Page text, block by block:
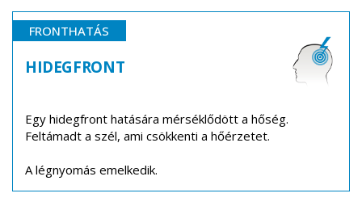
FRONTHATÁS
HIDEGFRONT
Egy hidegfront hatására mérséklődött a hőség.
Feltámadt a szél, ami csökkenti a hőérzetet.
A légnyomás emelkedik.